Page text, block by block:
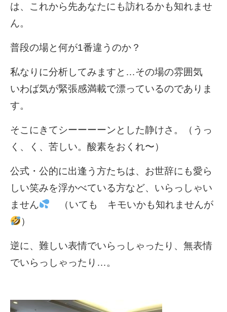
は、これから先あなたにも訪れるかも知れませ
ん。
普段の場と何が1番違うのか？
私なりに分析してみますと…その場の雰囲気
いわば気が緊張感満載で漂っているのでありま
す。
そこにきてシーーーーンとした静けさ。（うっ
く、く、苦しい。酸素をおくれ〜）
公式・公的に出逢う方たちは、お世辞にも愛ら
しい笑みを浮かべている方など、いらっしゃい
ません
（いても キモいかも知れませんが
）
逆に、難しい表情でいらっしゃったり、無表情
でいらっしゃったり…。